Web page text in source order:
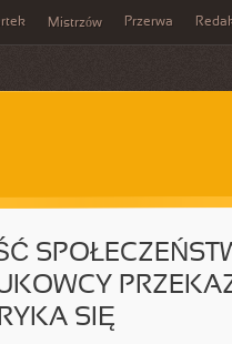
Mistrzów Przerwa
SIĘ